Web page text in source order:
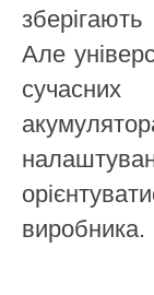
Але
сучасних
виробника.